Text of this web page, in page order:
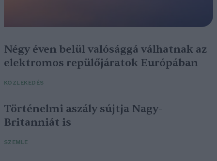
Négy éven belül valósággá válhatnak az
elektromos repülőjáratok Európában
KÖZLEKEDÉS
Történelmi aszály sújtja Nagy-
Britanniát is
SZEMLE